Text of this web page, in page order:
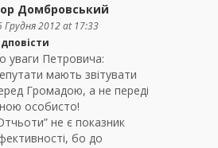
Домбровський
Грудня 2012 at 17:33
уваги Петровича:
мають звітувати
Громадою, а не переді
особисто!
не є показник
бо до